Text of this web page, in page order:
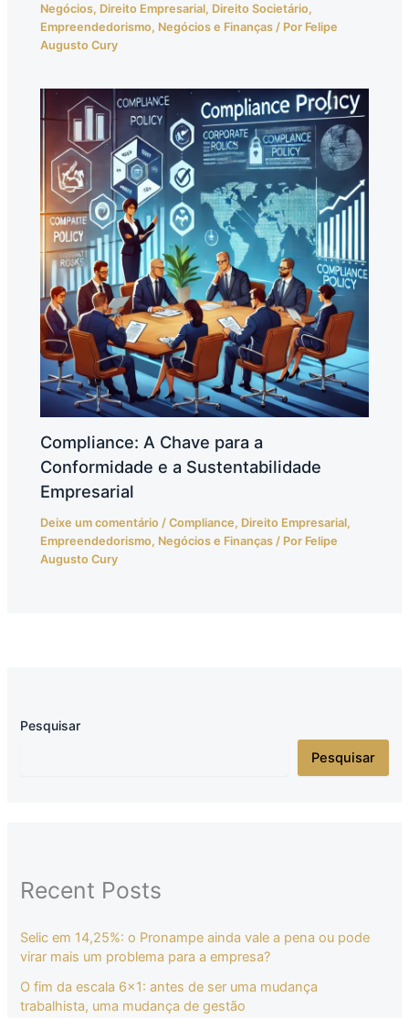
Negócios, Direito Empresarial, Direito Societário,
Empreendedorismo, Negócios e Finanças / Por Felipe
Augusto Cury
Compliance: A Chave para a
Conformidade e a Sustentabilidade
Empresarial
Deixe um comentário /Compliance, Direito Empresarial,
Empreendedorismo, Negócios e Finanças / Por Felipe
Augusto Cury
Pesquisar
Pesquisar
Recent Posts
Selic em 14,25%: o Pronampe ainda vale a pena ou pode
virar mais um problema para a empresa?
O fim da escala 6×1: antes de ser uma mudança
trabalhista, uma mudança de gestão